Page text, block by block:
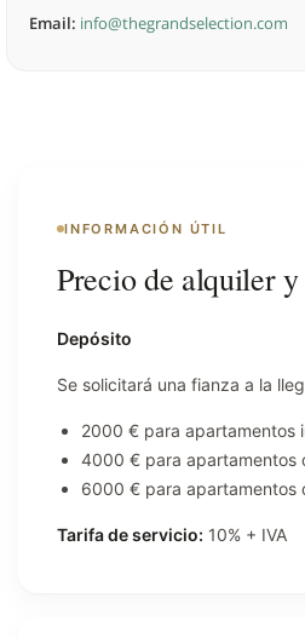
Email: info@thegrandselection.com
INFORMACIÓN ÚTIL
Precio de alquiler y
Depósito
Se solicitará una fianza a la
2000 € para apartamentos
4000 € para apartamentos
6000 € para apartamentos
Tarifa de servicio: 10% + IVA